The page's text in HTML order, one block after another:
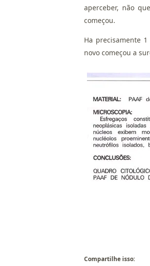
aperceber, não
começou.
Ha precisamente
novo começou a
Compartilhe isso: